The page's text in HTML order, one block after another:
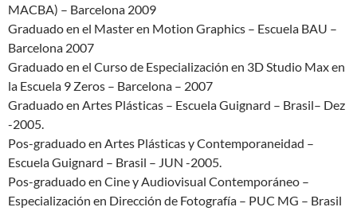
MACBA) – Barcelona 2009
Graduado en el Master en Motion Graphics – Escuela BAU –
Barcelona 2007
Graduado en el Curso de Especialización en 3D Studio Max en
la Escuela 9 Zeros – Barcelona – 2007
Graduado en Artes Plásticas – Escuela Guignard – Brasil– Dez
-2005.
Pos-graduado en Artes Plásticas y Contemporaneidad –
Escuela Guignard – Brasil – JUN -2005.
Pos-graduado en Cine y Audiovisual Contemporáneo –
Especialización en Dirección de Fotografía – PUC MG – Brasil